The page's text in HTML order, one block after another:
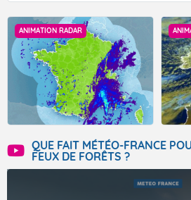
ANIMATION RADAR
QUE FAIT MÉTÉO-FRANCE
FEUX DE FORÊTS ?